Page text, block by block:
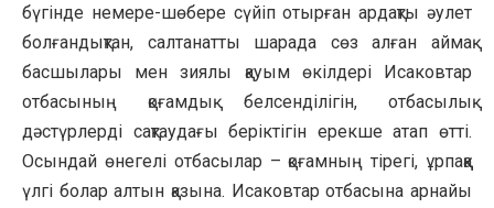
бүгінде немере-шөбере сүйіп отырған ардақты әулет
болғандықтан, салтанатты шарада сөз алған аймақ
басшылары мен зиялы қауым өкілдері Исаковтар
отбасының қоғамдық белсенділігін, отбасылық
дәстүрлерді сақтаудағы беріктігін ерекше атап өтті.
Осындай өнегелі отбасылар – қоғамның тірегі, ұрпаққа
үлгі болар алтын қазына. Исаковтар отбасына арнайы